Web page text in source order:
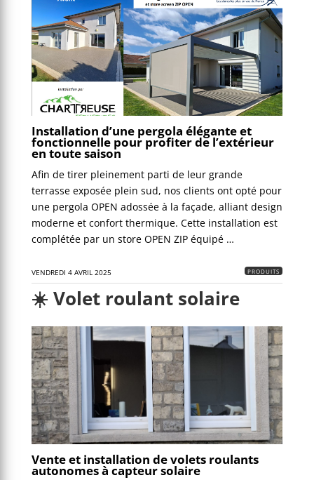
Installation d’une pergola élégante et
fonctionnelle pour profiter de l’extérieur
en toute saison
Afin de tirer pleinement parti de leur grande
terrasse exposée plein sud, nos clients ont opté pour
une pergola OPEN adossée à la façade, alliant design
moderne et confort thermique. Cette installation est
complétée par un store OPEN ZIP équipé …
VENDREDI 4 AVRIL 2025 PRODUITS
☀️ Volet roulant solaire
Vente et installation de volets roulants
autonomes à capteur solaire